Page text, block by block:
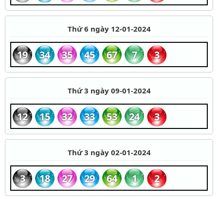
Thứ 6 ngày 12-01-2024
19 34 35 45 67 7 3
Thứ 3 ngày 09-01-2024
12 15 32 33 53 24 3
Thứ 3 ngày 02-01-2024
3 18 27 29 64 1 2